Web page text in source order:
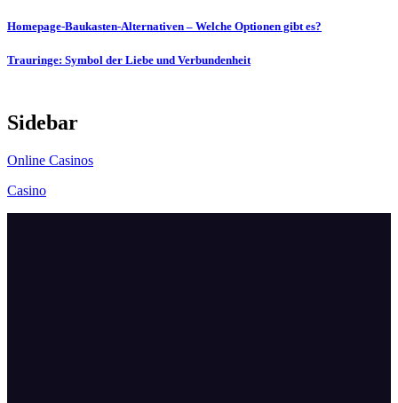
Post
navigation
Homepage-Baukasten-Alternativen – Welche Optionen gibt es?
Trauringe: Symbol der Liebe und Verbundenheit
Sidebar
Online Casinos
Casino